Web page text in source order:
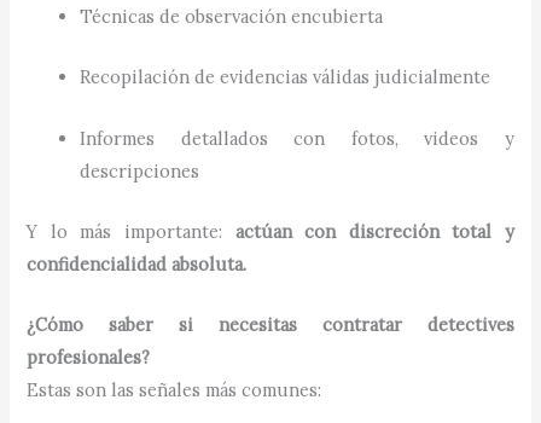
Técnicas de observación encubierta
Recopilación de evidencias válidas judicialmente
Informes detallados con fotos, videos y
descripciones
Y lo más importante: actúan con discreción total y
confidencialidad absoluta.
¿Cómo saber si necesitas contratar detectives
profesionales?
Estas son las señales más comunes: